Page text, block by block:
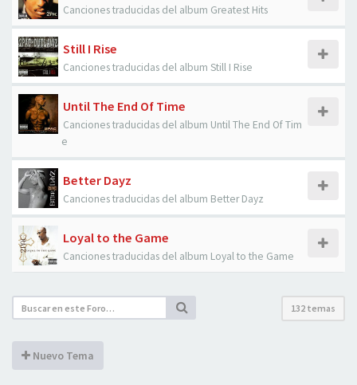
Canciones traducidas del album Greatest Hits
Still I Rise
Canciones traducidas del album Still I Rise
Until The End Of Time
Canciones traducidas del album Until The End Of Tim
e
Better Dayz
Canciones traducidas del album Better Dayz
Loyal to the Game
Canciones traducidas del album Loyal to the Game
132 temas
Nuevo Tema